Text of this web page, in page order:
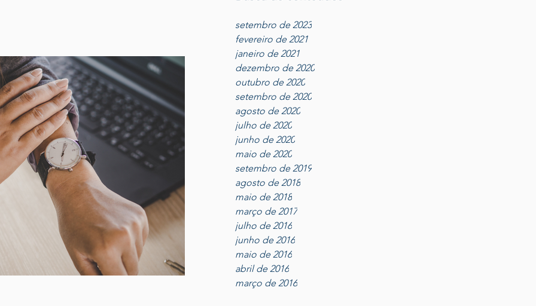
setembro de 2023
fevereiro de 2021
janeiro de 2021
dezembro de 2020
outubro de 2020
setembro de 2020
agosto de 2020
julho de 2020
junho de 2020
maio de 2020
setembro de 2019
agosto de 2018
maio de 2018
março de 2017
julho de 2016
junho de 2016
maio de 2016
abril de 2016
março de 2016